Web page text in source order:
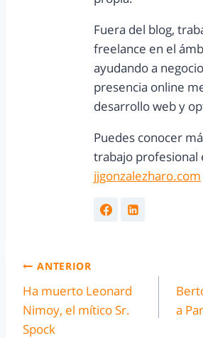
Fuera del blog,
freelance en el
ayudando a
presencia online
desarrollo web y
Puedes conocer
trabajo profesional
jjgonzalezharo.com
ANTERIOR
Ha muerto Leonard
Nimoy, el mítico Sr.
Spock
a